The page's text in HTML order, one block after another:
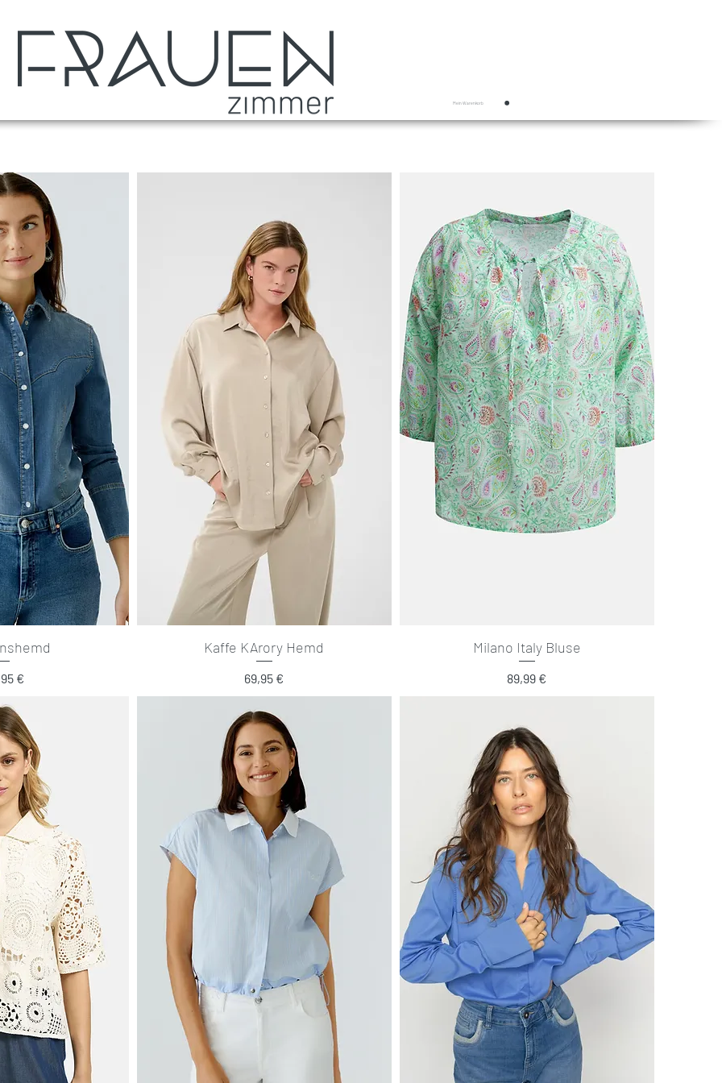
Mein Warenkorb
€
Kaffe KArory Hemd
Preis
69,95 €
Milano Italy Bluse
Preis
89,99 €